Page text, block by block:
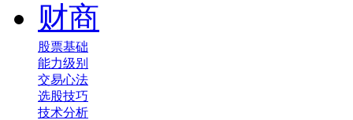
财商
股票基础
能力级别
交易心法
选股技巧
技术分析